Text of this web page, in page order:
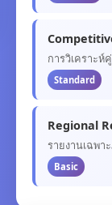
การวิเคราะห์
Standard
Regional
รายงานเฉพา
Basic